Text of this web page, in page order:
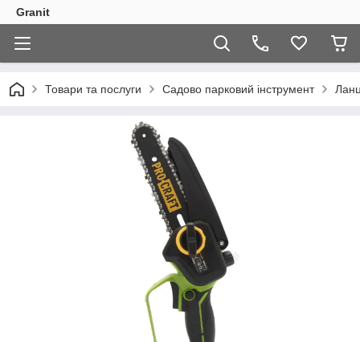
Granit
Товари та послуги Садово парковий інструмент